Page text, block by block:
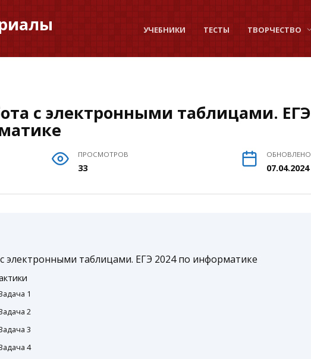
УЧЕБНИКИ ТЕСТЫ ТВОРЧЕСТВО
с электронными таблицами. ЕГЭ
ПРОСМОТРОВ
33
ОБНОВЛЕНО
07.04.2024
электронными таблицами. ЕГЭ 2024 по информатике
1
2
3
4